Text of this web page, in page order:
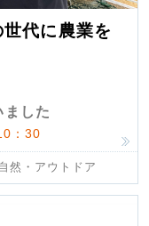
代に農業を
ました
：30
然・アウトドア